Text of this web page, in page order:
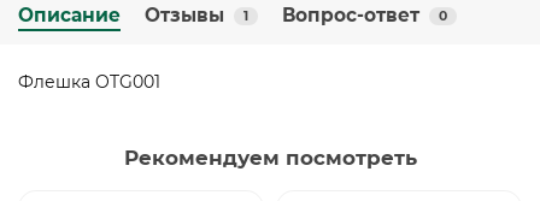
Описание Отзывы 1 Вопрос-ответ 0
Флешка OTG001
Рекомендуем посмотреть